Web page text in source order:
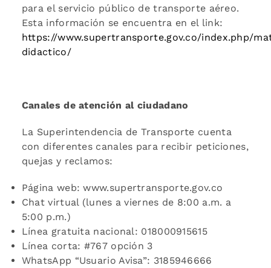
para el servicio público de transporte aéreo.
Esta información se encuentra en el link:
https://www.supertransporte.gov.co/index.php/
didactico/
Canales de atención al ciudadano
La Superintendencia de Transporte cuenta
con diferentes canales para recibir peticiones,
quejas y reclamos:
Página web: www.supertransporte.gov.co
Chat virtual (lunes a viernes de 8:00 a.m. a
5:00 p.m.)
Línea gratuita nacional: 018000915615
Línea corta: #767 opción 3
WhatsApp “Usuario Avisa”: 3185946666